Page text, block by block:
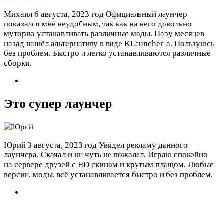
Михаил 6 августа, 2023 год Официальный лаунчер
показался мне неудобным, так как на него довольно
муторно устанавливать различные моды. Пару месяцев
назад нашёл альтернативу в виде KLauncher’а. Пользуюсь
без проблем. Быстро и легко устанавливаются различные
сборки.
Это супер лаунчер
Юрий 3 августа, 2023 год Увидел рекламу данного
лаунчера. Скачал и ни чуть не пожалел. Играю спокойно
на сервере друзей с HD скином и крутым плащом. Любые
версии, моды, всё устанавливается быстро и без проблем.